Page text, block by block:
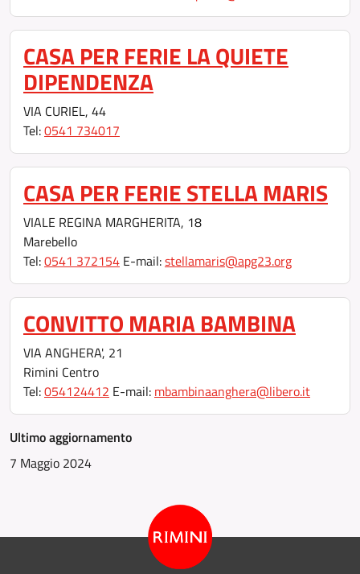
CASA PER FERIE LA QUIETE
DIPENDENZA
VIA CURIEL, 44
Tel:0541 734017
CASA PER FERIE STELLA MARIS
VIALE REGINA MARGHERITA, 18
Marebello
Tel:0541 372154 E-mail:stellamaris@apg23.org
CONVITTO MARIA BAMBINA
VIA ANGHERA', 21
Rimini Centro
Tel:054124412 E-mail: mbambinaanghera@libero.it
Ultimo aggiornamento
7 Maggio 2024